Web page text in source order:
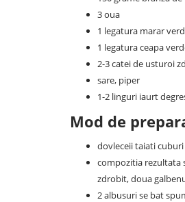
3 oua
1 legatura marar
1 legatura ceapa
2-3 catei de usturoi
sare, piper
1-2 linguri iaurt
Mod de
dovleceii taiati
compozitia rezultata
zdrobit, doua
2 albusuri se bat